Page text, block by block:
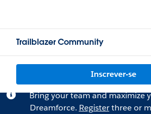
Trailblazer Community
Inscrever-se
Bring your team and maximize
Dreamforce. Registerthree or